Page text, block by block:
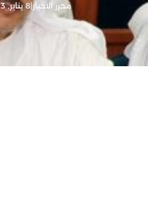
محرر الاخبار|8 يناير, 2013